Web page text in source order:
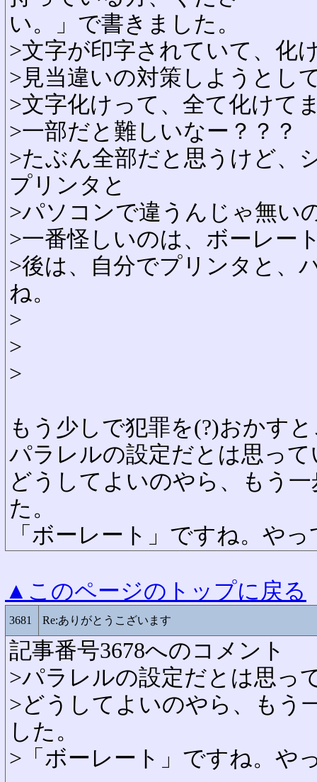
い。」で書きました。
>文字が印字されていて、化
>見当違いの対策しようとし
>文字化けって、全て化けて
>一部だと難しいなー？？？
>たぶん全部だと思うけど、
プリンタと
>パソコンで違うんじゃ無い
>一番怪しいのは、ボーレー
>後は、自分でプリンタと、
ね。
>
>
>
もう少しで犯罪を(?)おかす
パラレルの設定だとは思っ
どうしてよいのやら、もう
た。
「ボーレート」ですね。や
▲このページのトップに戻る
3681 Re:ありがとうこざいます
記事番号3678へのコメント
>パラレルの設定だとは思っ
>どうしてよいのやら、もう
した。
>「ボーレート」ですね。や